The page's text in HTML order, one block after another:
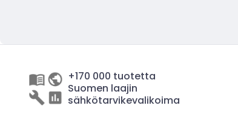
+170 000 tuotetta
Suomen laajin
sähkötarvikevalikoima